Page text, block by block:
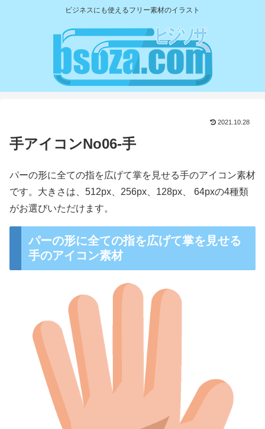
ビジネスにも使えるフリー素材のイラスト
2021.10.28
手アイコンNo06-手
パーの形に全ての指を広げて掌を見せる手のアイコン素材
です。大きさは、512px、256px、128px、 64pxの4種類
がお選びいただけます。
パーの形に全ての指を広げて掌を見せる
手のアイコン素材